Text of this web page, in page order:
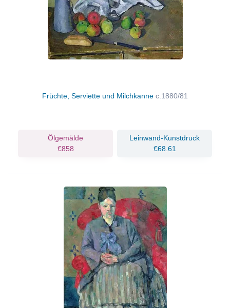
Früchte, Serviette und Milchkanne c.1880/81
Ölgemälde
€858
Leinwand-Kunstdruck
€68.61